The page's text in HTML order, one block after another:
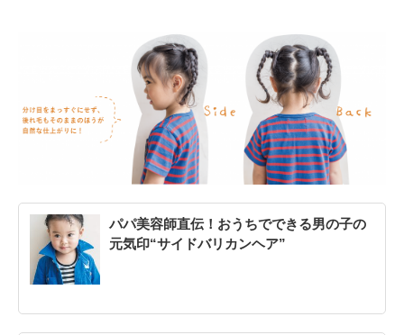
パパ美容師直伝！おうちでできる男の子の
元気印“サイドバリカンヘア”